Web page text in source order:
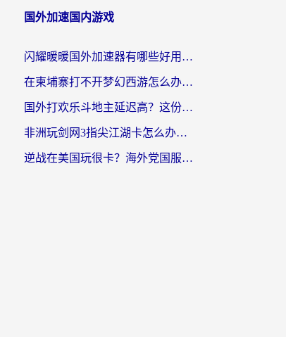
国外加速国内游戏
闪耀暖暖国外加速器有哪些好用？海外党亲测的国服游戏加速终极指南
在柬埔寨打不开梦幻西游怎么办？海外玩家国服游戏加速终极指南
国外打欢乐斗地主延迟高？这份海外玩家国服游戏加速指南帮你解决卡顿烦恼
非洲玩剑网3指尖江湖卡怎么办？这份实测有效的国服游戏加速指南请收好
逆战在美国玩很卡？海外党国服游戏加速终极指南（附DNF宝可梦加速技巧）